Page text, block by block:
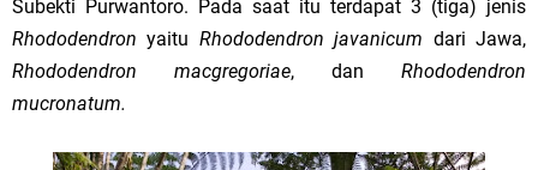
Subekti Purwantoro. Pada saat itu terdapat 3 (tiga) jenis
Rhododendron yaitu Rhododendron javanicum dari Jawa,
Rhododendron macgregoriae, dan Rhododendron
mucronatum.